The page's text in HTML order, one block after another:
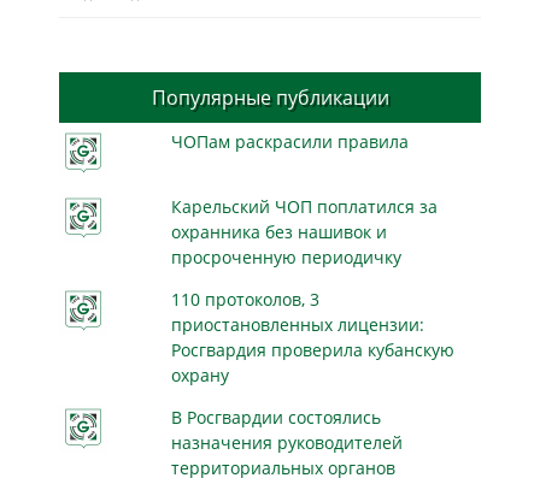
Популярные публикации
ЧОПам раскрасили правила
Карельский ЧОП поплатился за
охранника без нашивок и
просроченную периодичку
110 протоколов, 3
приостановленных лицензии:
Росгвардия проверила кубанскую
охрану
В Росгвардии состоялись
назначения руководителей
территориальных органов